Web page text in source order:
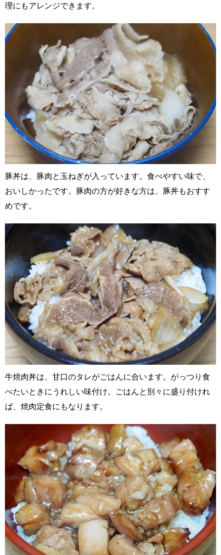
理にもアレンジできます。
豚丼は、豚肉と玉ねぎが入っています。食べやすい味で、
おいしかったです。豚肉の方が好きな方は、豚丼もおすす
めです。
牛焼肉丼は、甘口のタレがごはんに合います。がっつり食
べたいときにうれしい味付け。ごはんと別々に盛り付けれ
ば、焼肉定食にもなります。